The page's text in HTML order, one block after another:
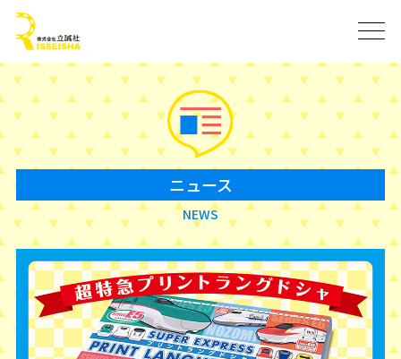
ニュース
NEWS